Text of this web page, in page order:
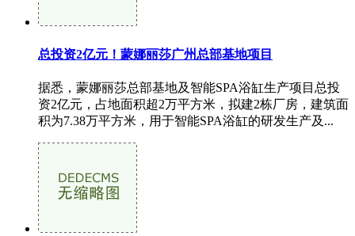
总投资2亿元！蒙娜丽莎广州总部基地项目
据悉，蒙娜丽莎总部基地及智能SPA浴缸生产项目总投
资2亿元，占地面积超2万平方米，拟建2栋厂房，建筑面
积为7.38万平方米，用于智能SPA浴缸的研发生产及...